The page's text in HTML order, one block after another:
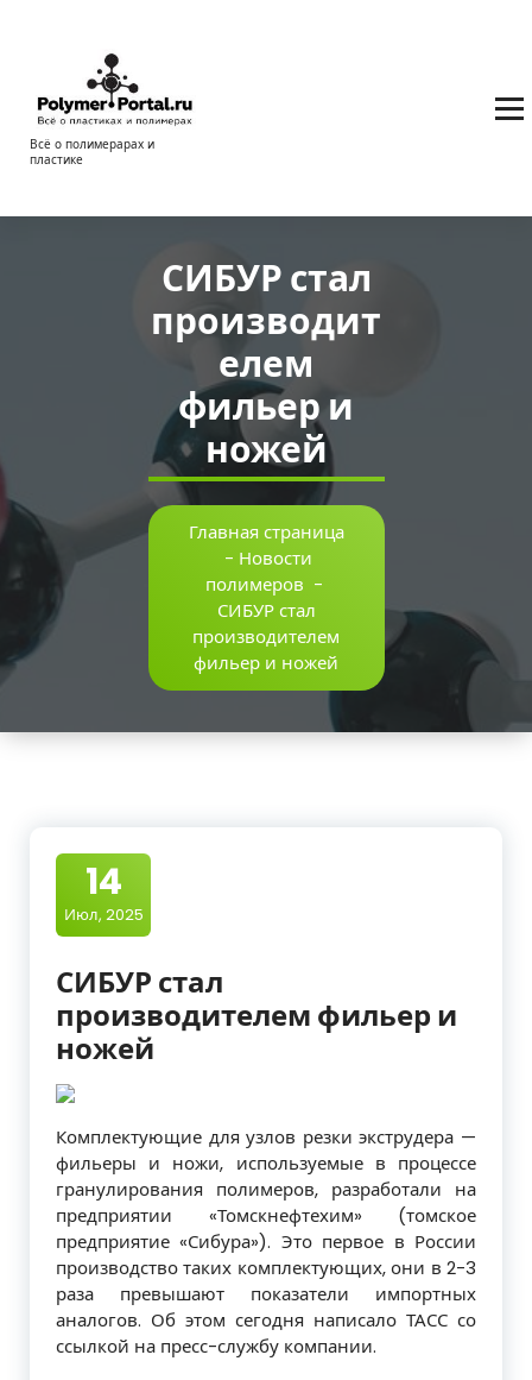
содержимому
Всё о полимерарах и
пластике
СИБУР стал
производит
елем
фильер и
ножей
Главная страница
- Новости
полимеров -
СИБУР стал
производителем
фильер и ножей
14
Июл, 2025
СИБУР стал
производителем фильер и
ножей
Комплектующие для узлов резки экструдера —
фильеры и ножи, используемые в процессе
гранулирования полимеров, разработали на
предприятии «Томскнефтехим» (томское
предприятие «Сибура»). Это первое в России
производство таких комплектующих, они в 2-3
раза превышают показатели импортных
аналогов. Об этом сегодня написало ТАСС со
ссылкой на пресс-службу компании.